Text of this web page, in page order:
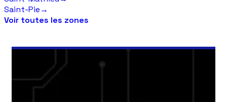
Saint-Pie→
Voir toutes les zones